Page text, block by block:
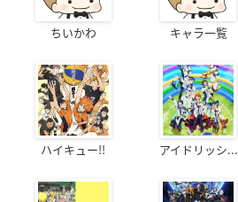
ちいかわ キャラ一覧
ハイキュー!! アイドリッシ...